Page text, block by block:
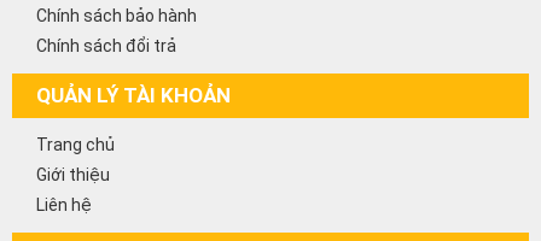
Chính sách bảo hành
Chính sách đổi trả
QUẢN LÝ TÀI KHOẢN
Trang chủ
Giới thiệu
Liên hệ